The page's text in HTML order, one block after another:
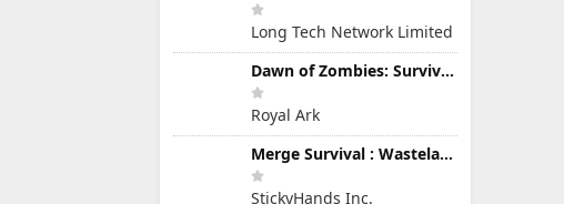
Long Tech Network Limited
Dawn of Zombies: Survival Game
Royal Ark
Merge Survival : Wasteland
StickyHands Inc.